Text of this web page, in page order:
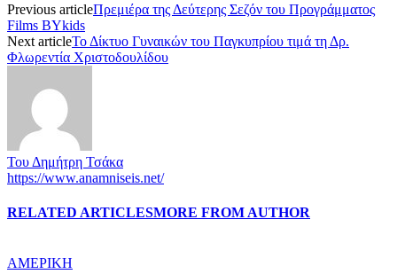
Previous articleΠρεμιέρα της Δεύτερης Σεζόν του Προγράμματος
Films BYkids
Next articleΤο Δίκτυο Γυναικών του Παγκυπρίου τιμά τη Δρ.
Φλωρεντία Χριστοδουλίδου
Του Δημήτρη Τσάκα
https://www.anamniseis.net/
RELATED ARTICLESMORE FROM AUTHOR
ΑΜΕΡΙΚΗ